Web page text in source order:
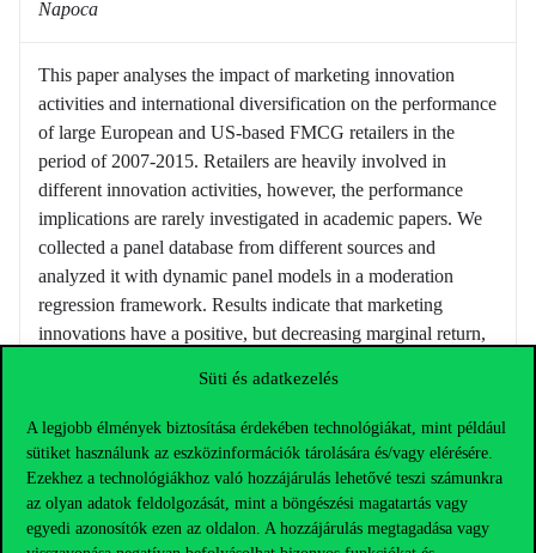
Süti és adatkezelés
A legjobb élmények biztosítása érdekében technológiákat, mint például
sütiket használunk az eszközinformációk tárolására és/vagy elérésére.
Ezekhez a technológiákhoz való hozzájárulás lehetővé teszi számunkra
az olyan adatok feldolgozását, mint a böngészési magatartás vagy
egyedi azonosítók ezen az oldalon. A hozzájárulás megtagadása vagy
Napoca
This paper analyses the impact of marketing innovation
activities and international diversification on the performance
of large European and US-based FMCG retailers in the
period of 2007-2015. Retailers are heavily involved in
different innovation activities, however, the performance
implications are rarely investigated in academic papers. We
collected a panel database from different sources and
analyzed it with dynamic panel models in a moderation
regression framework. Results indicate that marketing
innovations have a positive, but decreasing marginal return,
effect on operating margin. The moderation effect proved to
be insignificant.
Forrás: Florin Folrean, Udo Wagner,Călin Veghes (szerk.)
Bridging the Marketing Theory/Practice Gap and
Competitiveness of New Europe. Timisoara, Románia,